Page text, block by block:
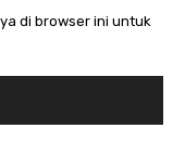
di browser ini untuk